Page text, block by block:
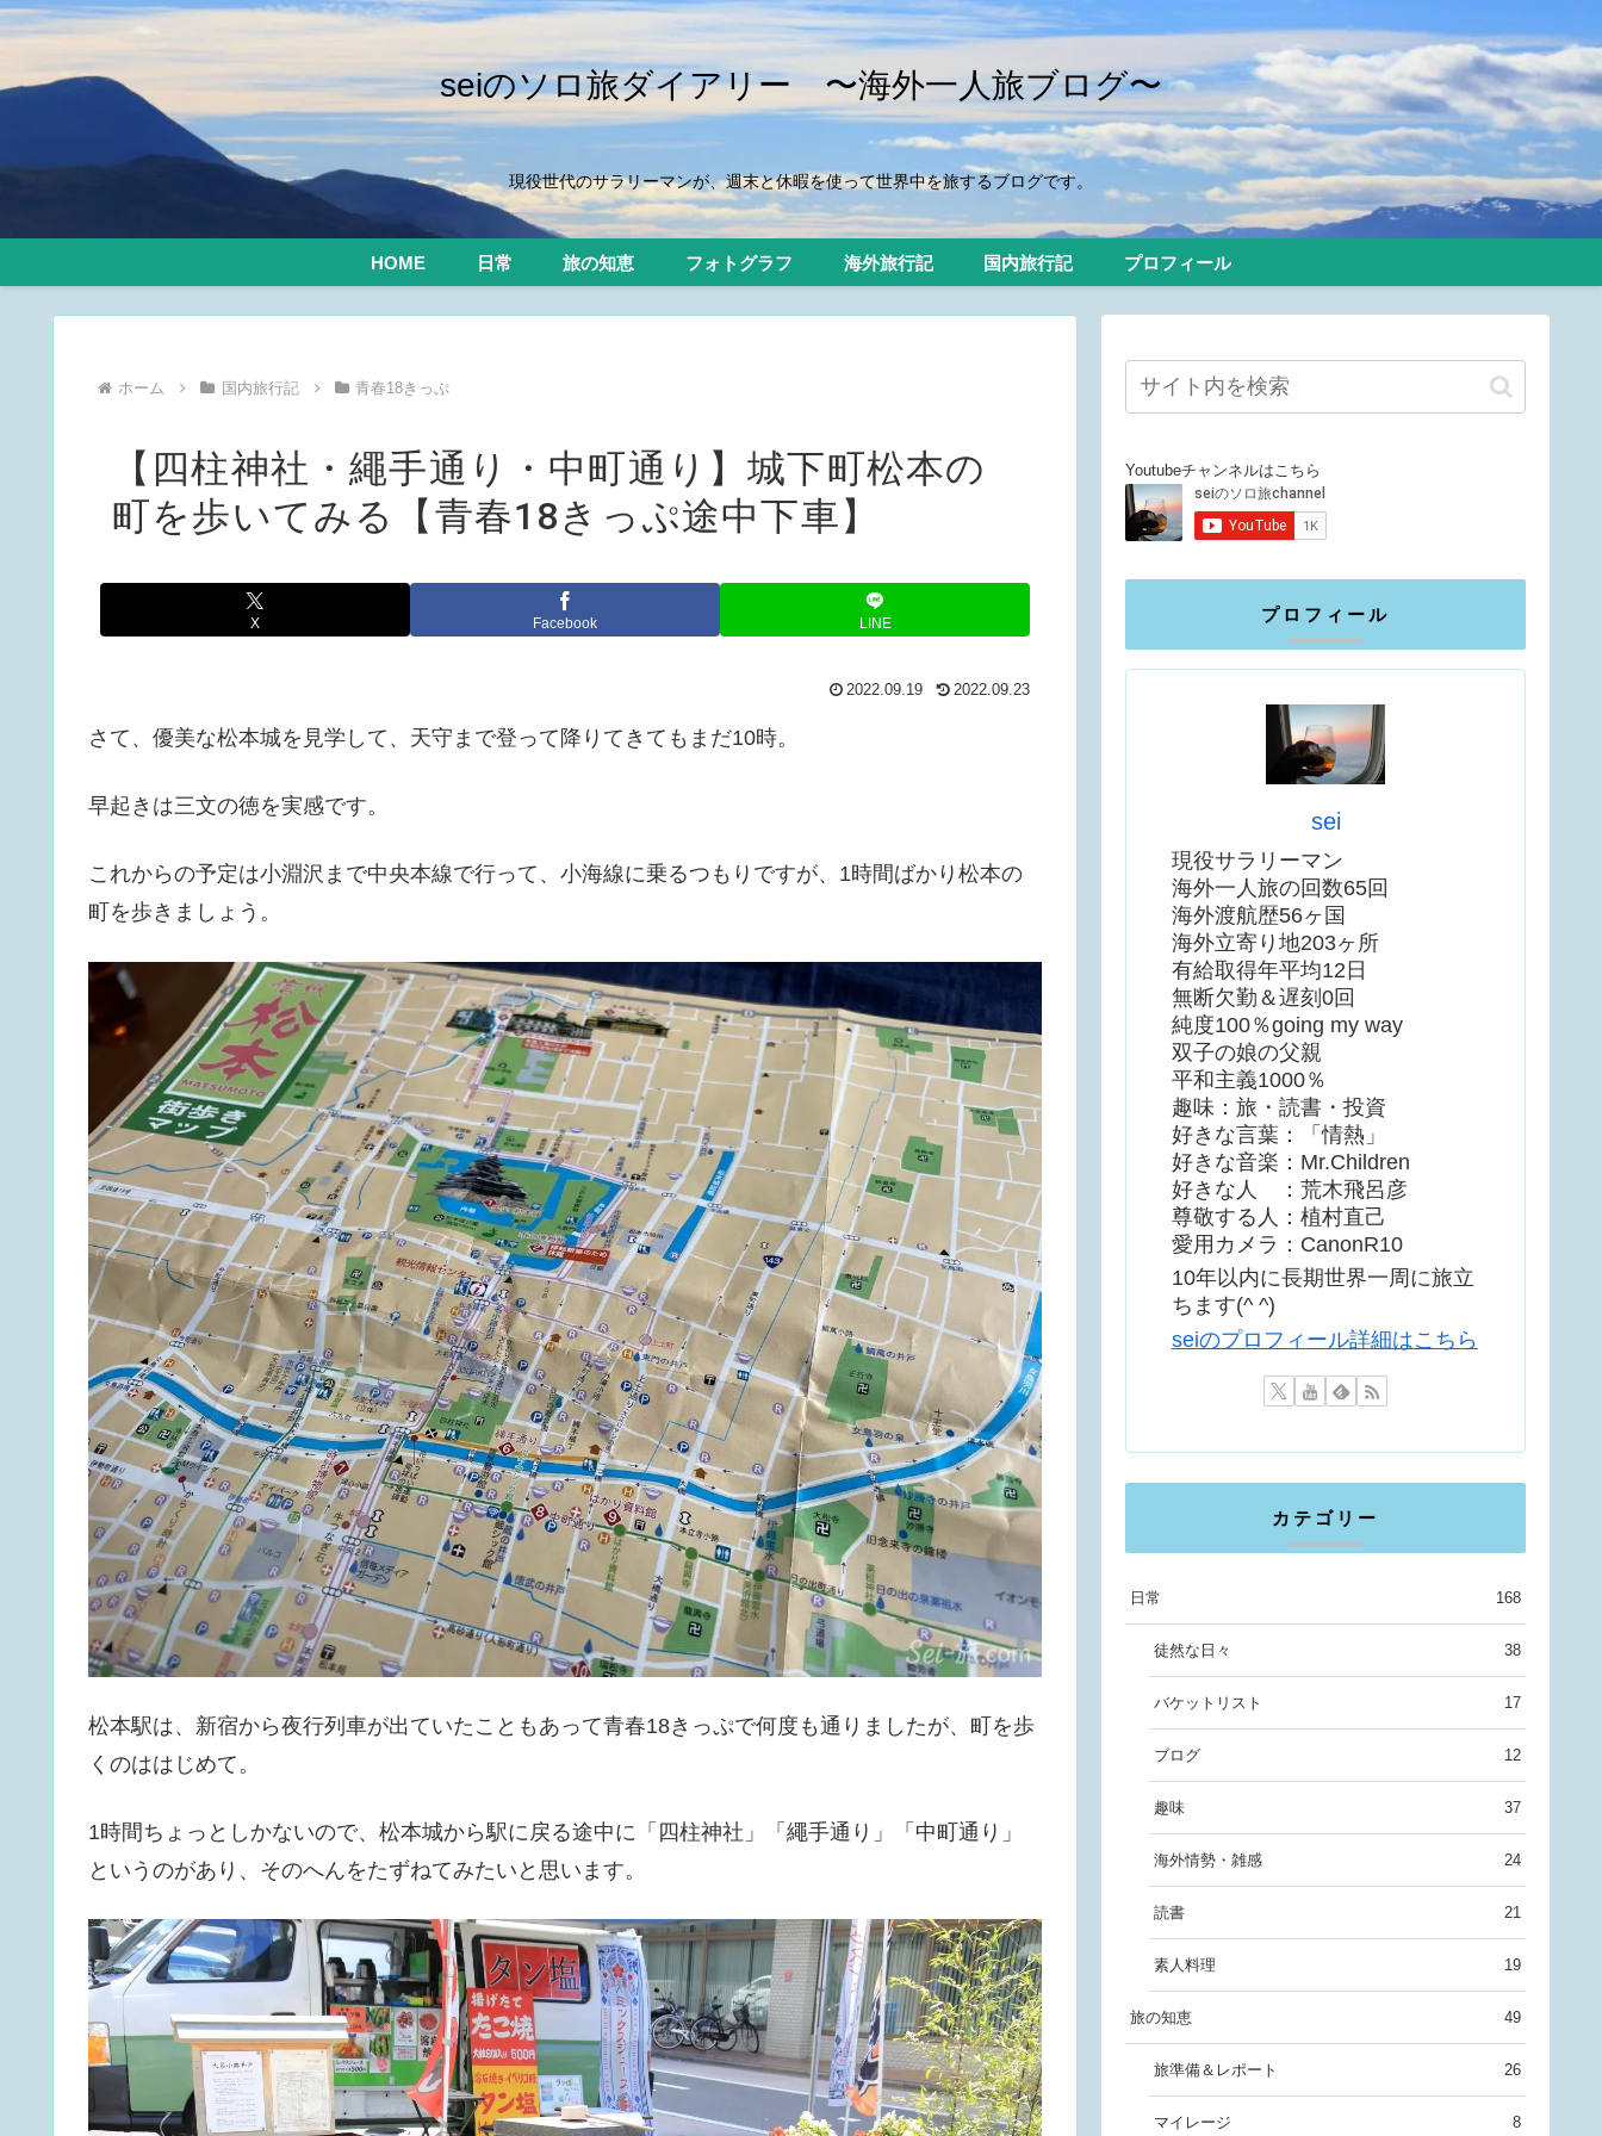
seiのソロ旅ダイアリー 〜海外一人旅ブログ〜
現役世代のサラリーマンが、週末と休暇を使って世界中を旅するブログです。
HOME 日常 旅の知恵 フォトグラフ 海外旅行記 国内旅行記 プロフィール
ホーム 国内旅行記 青春18きっぷ
【四柱神社・繩手通り・中町通り】城下町松本の
町を歩いてみる【青春18きっぷ途中下車】
X Facebook LINE
2022.09.19 2022.09.23
さて、優美な松本城を見学して、天守まで登って降りてきてもまだ10時。
早起きは三文の徳を実感です。
これからの予定は小淵沢まで中央本線で行って、小海線に乗るつもりですが、1時間ばかり松本の
町を歩きましょう。
松本駅は、新宿から夜行列車が出ていたこともあって青春18きっぷで何度も通りましたが、町を歩
くのははじめて。
1時間ちょっとしかないので、松本城から駅に戻る途中に「四柱神社」「繩手通り」「中町通り」
というのがあり、そのへんをたずねてみたいと思います。
Youtubeチャンネルはこちら
プロフィール
sei
現役サラリーマン
海外一人旅の回数65回
海外渡航歴56ヶ国
海外立寄り地203ヶ所
有給取得年平均12日
無断欠勤＆遅刻0回
純度100％going my way
双子の娘の父親
平和主義1000％
趣味：旅・読書・投資
好きな言葉：「情熱」
好きな音楽：Mr.Children
好きな人 ：荒木飛呂彦
尊敬する人：植村直己
愛用カメラ：CanonR10
10年以内に長期世界一周に旅立
ちます(^ ^)
seiのプロフィール詳細はこちら
カテゴリー
日常 168
徒然な日々 38
バケットリスト 17
ブログ 12
趣味 37
海外情勢・雑感 24
読書 21
素人料理 19
旅の知恵 49
旅準備＆レポート 26
マイレージ 8